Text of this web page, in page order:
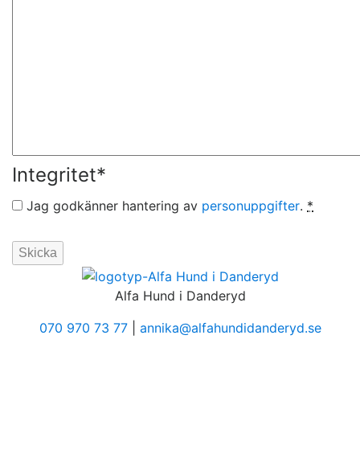
Integritet*
Jag godkänner hantering av personuppgifter. *
Alfa Hund i Danderyd
070 970 73 77| annika@alfahundidanderyd.se